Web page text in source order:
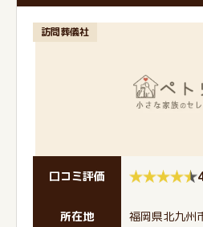
訪問葬儀社
口コミ評価
所在地 福岡県北九州